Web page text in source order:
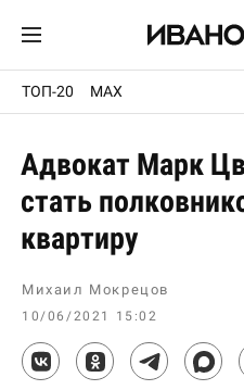
ТОП-20 MAX
Адвокат Марк
стать
квартиру
Михаил Мокрецов
10/06/2021 15:02